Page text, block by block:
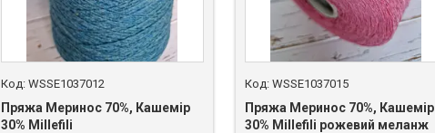
WSSE1037012
Пряжа Меринос 70%, Кашемір
30% Millefili
WSSE1037015
Пряжа Меринос 70%, Кашемір
30% Millefili рожевий меланж